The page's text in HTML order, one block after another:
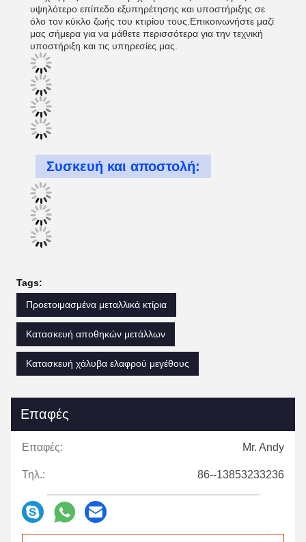
υψηλότερο επίπεδο εξυπηρέτησης και υποστήριξης σε
όλο τον κύκλο ζωής του κτιρίου τους.Επικοινωνήστε μαζί
μας σήμερα για να μάθετε περισσότερα για την τεχνική
υποστήριξη και τις υπηρεσίες μας.
Συσκευή και αποστολή:
Tags:
Προετοιμασμένα μεταλλικά κτίρια
Κατασκευή αποθηκών μετάλλων
Κατασκευή χάλυβα ελαφρού μεγέθους
Επαφές
Επαφές: Mr. Andy
Τηλ.: 86--13853233236